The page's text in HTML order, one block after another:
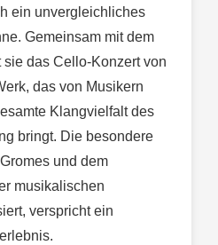
ein unvergleichliches
Gemeinsam mit dem
sie das Cello-Konzert von
das von Musikern
Klangvielfalt des
bringt. Die besondere
und dem
musikalischen
verspricht ein